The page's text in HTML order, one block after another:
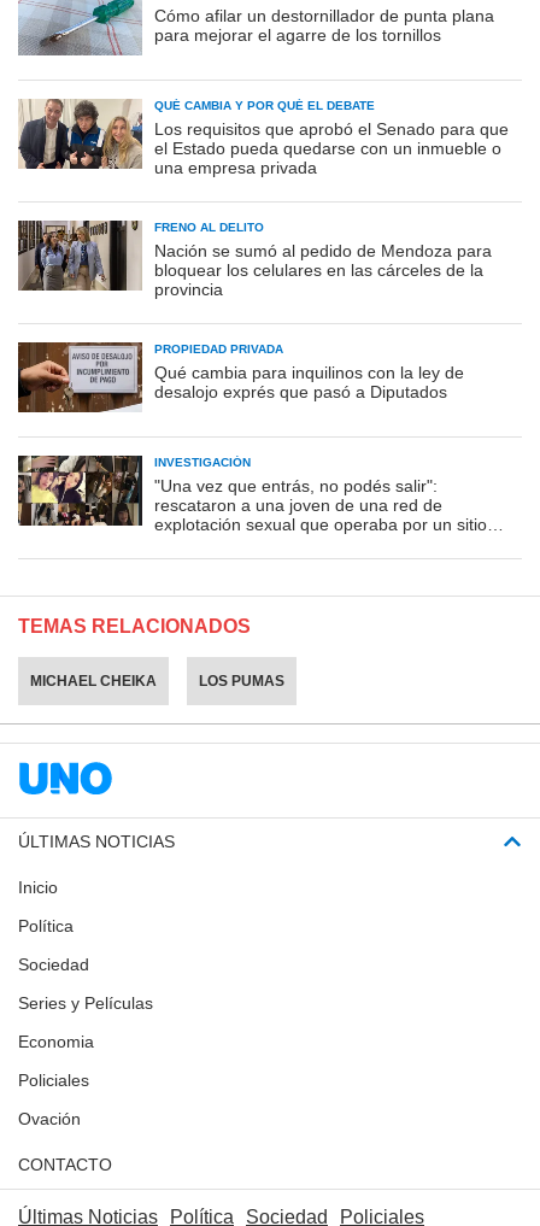
Cómo afilar un destornillador de punta plana
para mejorar el agarre de los tornillos
QUÉ CAMBIA Y POR QUÉ EL DEBATE
Los requisitos que aprobó el Senado para que
el Estado pueda quedarse con un inmueble o
una empresa privada
FRENO AL DELITO
Nación se sumó al pedido de Mendoza para
bloquear los celulares en las cárceles de la
provincia
PROPIEDAD PRIVADA
Qué cambia para inquilinos con la ley de
desalojo exprés que pasó a Diputados
INVESTIGACIÓN
"Una vez que entrás, no podés salir":
rescataron a una joven de una red de
explotación sexual que operaba por un sitio
TEMAS RELACIONADOS
MICHAEL CHEIKA LOS PUMAS
ÚLTIMAS NOTICIAS
Inicio
Política
Sociedad
Series y Películas
Economia
Policiales
Ovación
CONTACTO
Últimas Noticias Política Sociedad Policiales